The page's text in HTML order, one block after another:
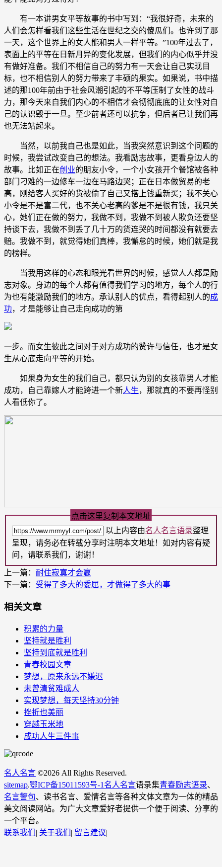
有一本讲男女平等故事的书中写到：“我很好奇，未来的
人们会怎样看我们这些生活在世纪之交的傻瓜们。也许到了那
一天，这个世界上的女人能和男人一样平等。”100年过去了，
表面上的平等在日新月异的变化发展，但我们的内心似乎并没
有做好准备。我们不相信自己的努力有一天会让自己实现目
标，也不相信别人的努力带来了丰硕的果实。如果说，书中描
述的那100年前由于社会风潮引起的不平等压制了女性的战斗
力，那今天来自我们内心的不相信才会彻彻底底的让女性对自
己的认识毁于一旦。至少前者还可以抗争，但后者已让我们再
也无法站起来。
当然，以前我自己也是如此，当我突然意识到这个问题的
时候，我尝试改变自己的想法。我看励志故事，更看身边人的
故事。比如正在创业的朋友小令，一个小女孩开个餐馆被各种
部门刁难的一边修车一边在马路边哭；正在日本做贸易的老
高，刚给客人买好的货被偷了自己又搭上钱重新买；我不关心
小令是不是富二代，也不关心老高的爹是不是很有钱，我只关
心，她们正在做的努力，我做不到，我做不到被人欺负还要坚
持谈下去，我做不到丢了几十万的货连哭的时间都没有就要去
赔。我做不到，就觉得她们真棒，我懈怠的时候，她们就是我
的榜样。
当我用这样的心态和眼光看世界的时候，感觉人人都是励
志对象。身边的每个人都有值得我们学习的地方，每个人的行
为也有能激励我们的地方。承认别人的优点，看得起别人的成
功，才是能够让自己走向成功的第
一步。而女生彼此之间对于对方成功的赞许与信任，也才是女
生从心底走向平等的开始。
如果身为女生的我们自己，都只认为别的女孩靠男人才能
成功，自己靠嫁人才能跨进一个新人生，那就真的不要再怪别
人看低你了。
点击这里复制本文地址
以上内容由名人名言语录整理
呈现，请务必在转载分享时注明本文地址！如对内容有疑
问，请联系我们，谢谢！
上一篇： 耐住寂寞才会赢
下一篇： 受得了多大的委屈，才做得了多大的事
相关文章
积累的力量
坚持就是胜利
坚持到底就是胜利
青春校园文章
梦想，原来永远不嫌迟
未曾清贫难成人
实现梦想，每天坚持30分钟
挫折也美丽
穿越玉米地
成功人生三件事
名人名言 ©2026 All Rights Reserved.
sitemap.鄂ICP备15011593号-1 名人名言语录集青春励志语录、
名言警句、读书名言、爱情名言等各种文体文章为一体的精品
美文阅读网站。为广大文章爱好者提供一个便于阅读、分享的
一个平台。
联系我们 | 关于我们 | 留言建议|